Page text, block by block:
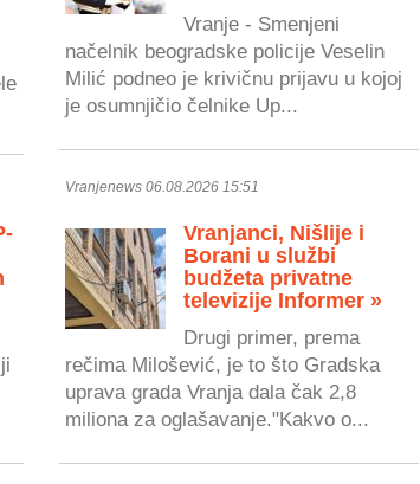
Vranje - Smenjeni
načelnik beogradske policije Veselin
Milić podneo je krivičnu prijavu u kojoj
je osumnjičio čelnike Up...
Vranjenews 06.08.2026 15:51
Vranjanci, Nišlije i
Borani u službi
budžeta privatne
televizije Informer »
Drugi primer, prema
rečima Milošević, je to što Gradska
uprava grada Vranja dala čak 2,8
miliona za oglašavanje."Kakvo o...